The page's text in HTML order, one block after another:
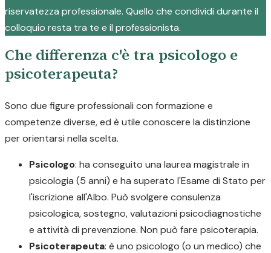
riservatezza professionale. Quello che condividi durante il
colloquio resta tra te e il professionista.
Che differenza c'è tra psicologo e
psicoterapeuta?
Sono due figure professionali con formazione e
competenze diverse, ed è utile conoscere la distinzione
per orientarsi nella scelta.
Psicologo: ha conseguito una laurea magistrale in
psicologia (5 anni) e ha superato l'Esame di Stato per
l'iscrizione all'Albo. Può svolgere consulenza
psicologica, sostegno, valutazioni psicodiagnostiche
e attività di prevenzione. Non può fare psicoterapia.
Psicoterapeuta: è uno psicologo (o un medico) che